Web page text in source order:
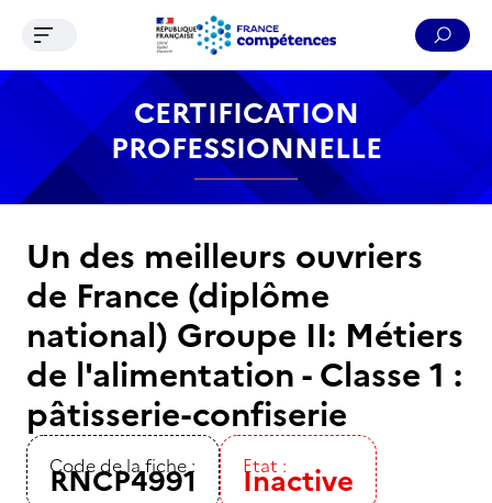
Contenu Recherche Menu Pied de page
Ouvrir le menu de navigation
CERTIFICATION
PROFESSIONNELLE
Un des meilleurs ouvriers
de France (diplôme
national) Groupe II: Métiers
de l'alimentation - Classe 1 :
pâtisserie-confiserie
Code de la fiche :
RNCP4991 Etat :
Inactive